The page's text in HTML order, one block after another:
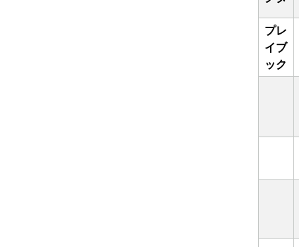
プレ
イブ
ック